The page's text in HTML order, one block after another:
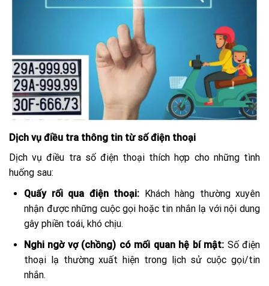
Dịch vụ điều tra thông tin từ số điện thoại
Dịch vụ điều tra số điện thoại thích hợp cho những tình
huống sau:
Quấy rối qua điện thoại: Khách hàng thường xuyên
nhận được những cuộc gọi hoặc tin nhắn lạ với nội dung
gây phiền toái, khó chịu.
Nghi ngờ vợ (chồng) có mối quan hệ bí mật: Số điện
thoại lạ thường xuất hiện trong lịch sử cuộc gọi/tin
nhắn.